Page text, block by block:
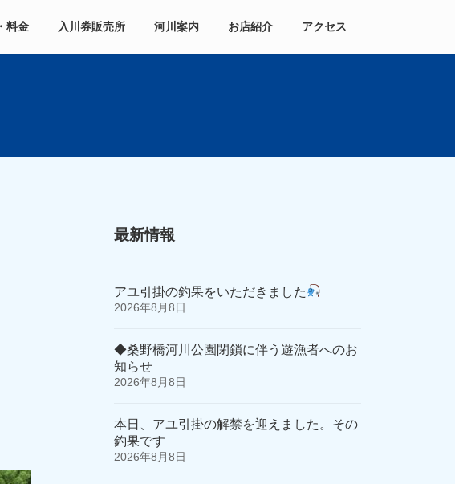
料金 入川券販売所 河川案内 お店紹介 アクセス
最新情報
アユ引掛の釣果をいただきました
2026年8月8日
◆桑野橋河川公園閉鎖に伴う遊漁者へのお
知らせ
2026年8月8日
本日、アユ引掛の解禁を迎えました。その
釣果です
2026年8月8日